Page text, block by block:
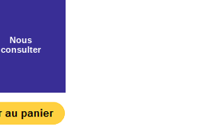
Nous
consulter